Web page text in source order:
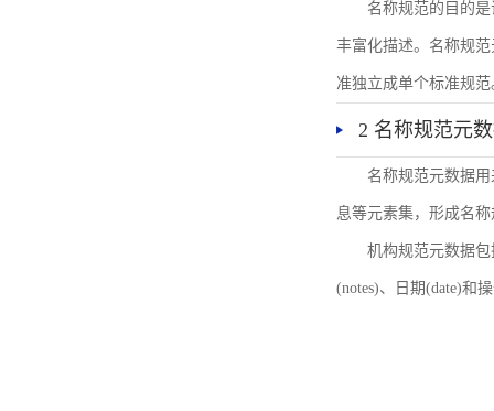
名称规范的目的
丰富化描述。名称规
准独立成单个标准规范
2 名称规范元
名称规范元数据
息等元素集，形成名
机构规范元数据
(notes)、日期(date)和